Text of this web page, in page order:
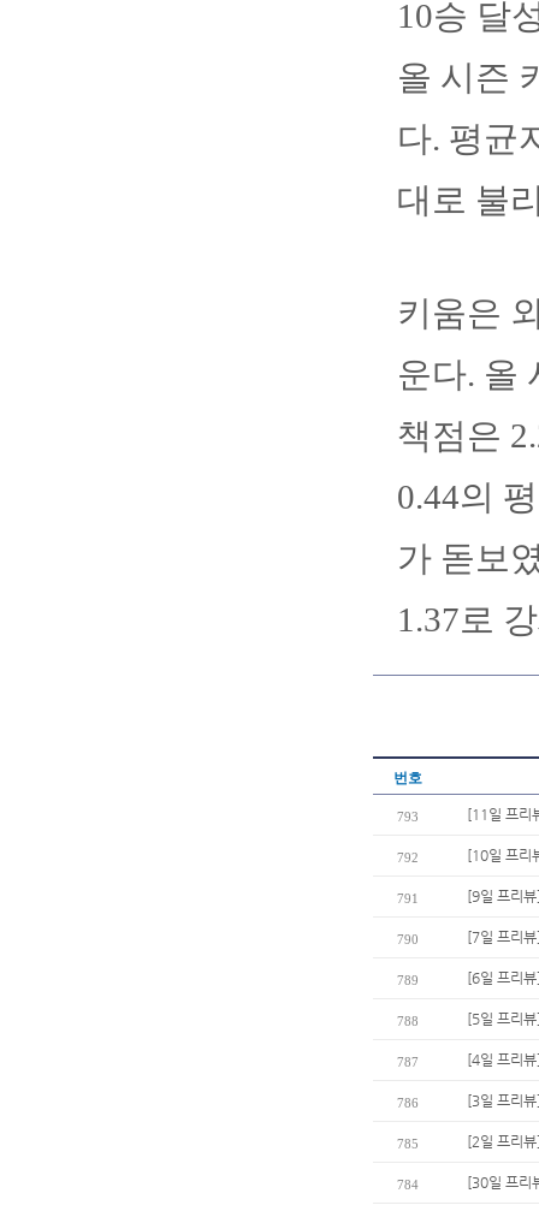
10승 달
올 시즌
다. 평균
대로 불
키움은
운다. 올
책점은
0.44의
가 돋보
1.37로
번호
793 [11일 프리
792 [10일 프리
791 [9일 프리
790 [7일 프리
789 [6일 프리
788 [5일 프리
787 [4일 프리
786 [3일 프리
785 [2일 프리
784 [30일 프리